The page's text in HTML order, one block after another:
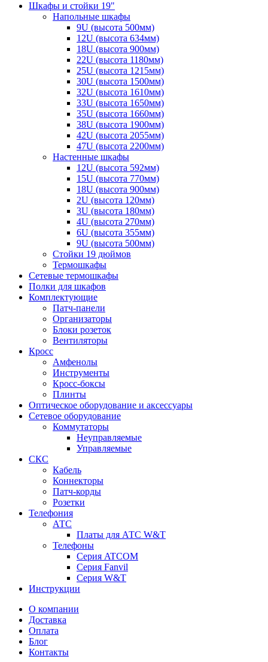
Шкафы и стойки 19"
Напольные шкафы
9U (высота 500мм)
12U (высота 634мм)
18U (высота 900мм)
22U (высота 1180мм)
25U (высота 1215мм)
30U (высота 1500мм)
32U (высота 1610мм)
33U (высота 1650мм)
35U (высота 1660мм)
38U (высота 1900мм)
42U (высота 2055мм)
47U (высота 2200мм)
Настенные шкафы
12U (высота 592мм)
15U (высота 770мм)
18U (высота 900мм)
2U (высота 120мм)
3U (высота 180мм)
4U (высота 270мм)
6U (высота 355мм)
9U (высота 500мм)
Стойки 19 дюймов
Термошкафы
Сетевые термошкафы
Полки для шкафов
Комплектующие
Патч-панели
Организаторы
Блоки розеток
Вентиляторы
Кросс
Амфенолы
Инструменты
Кросс-боксы
Плинты
Оптическое оборудование и аксессуары
Сетевое оборудование
Коммутаторы
Неуправляемые
Управляемые
СКС
Кабель
Коннекторы
Патч-корды
Розетки
Телефония
АТС
Платы для АТС W&T
Телефоны
Серия ATCOM
Серия Fanvil
Серия W&T
Инструкции
О компании
Доставка
Оплата
Блог
Контакты